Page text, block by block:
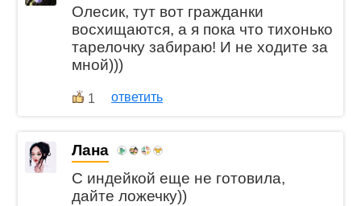
Олесик, тут вот гражданки
восхищаются, а я пока что тихонько
тарелочку забираю! И не ходите за
мной)))
1 ответить
Лана
С индейкой еще не готовила,
дайте ложечку))